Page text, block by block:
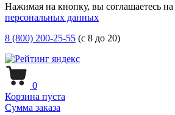
Нажимая на кнопку, вы соглашаетесь на
персональных данных
8 (800) 200-25-55 (с 8 до 20)
0
Корзина пуста
Сумма заказа